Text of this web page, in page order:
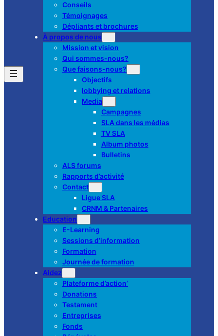
Conseils
Témoignages
Dépliants et brochures
À propos de nous
Mission et vision
Qui sommes-nous?
Que faisons-nous?
Objectifs
lobbying et relations
Media
Campagnes
SLA dans les médias
TV SLA
Album photos
Bulletins
ALS forums
Rapports d’activité
Contact
Ligue SLA
CRNM & Partenaires
Education
E-Learning
Sessions d’information
Formation
Journée de formation
Aidez
Plateforme d’action’
Donations
Testament
Entreprises
Fonds